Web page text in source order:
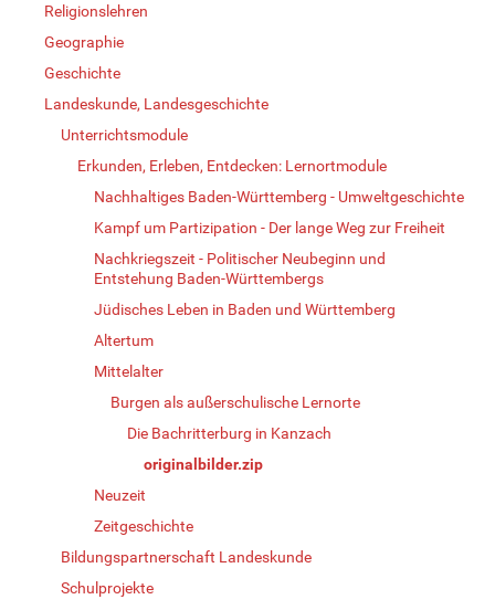
Religionslehren
Geographie
Geschichte
Landeskunde, Landesgeschichte
Unterrichtsmodule
Erkunden, Erleben, Entdecken: Lernortmodule
Nachhaltiges Baden-Württemberg - Umweltgeschichte
Kampf um Partizipation - Der lange Weg zur Freiheit
Nachkriegszeit - Politischer Neubeginn und
Entstehung Baden-Württembergs
Jüdisches Leben in Baden und Württemberg
Altertum
Mittelalter
Burgen als außerschulische Lernorte
Die Bachritterburg in Kanzach
originalbilder.zip
Neuzeit
Zeitgeschichte
Bildungspartnerschaft Landeskunde
Schulprojekte